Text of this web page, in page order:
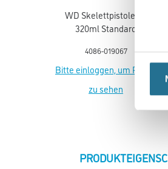
WD Skelettpistole für
320ml Standard
4086-019067
Bitte einloggen, um Preise
zu sehen
CURRENT